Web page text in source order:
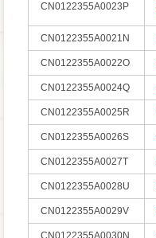
CN0122355A0023P
CN0122355A0021N
CN0122355A0022O
CN0122355A0024Q
CN0122355A0025R
CN0122355A0026S
CN0122355A0027T
CN0122355A0028U
CN0122355A0029V
CN0122355A0030N